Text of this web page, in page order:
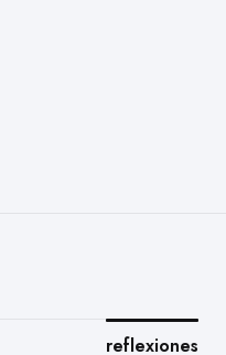
reflexiones